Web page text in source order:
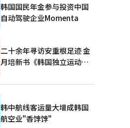
韩国国民年金参与投资中国
自动驾驶企业Momenta
二十余年寻访安重根足迹 金
月培新书《韩国独立运动圣
版
韩中航线客运量大增成韩国
航空业"香饽饽"